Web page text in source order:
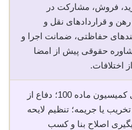
فروش، مشارکت در
و قراردادهای نقل و
حفاظتی، ضمانت اجرا و
حقوقی پیش از امضا
اختلافات.
اعتراض به آرای کمیسیون ماده 100؛ دفاع از
یا جریمه؛ تنظیم لایحه
اصلاح بنا و کسب